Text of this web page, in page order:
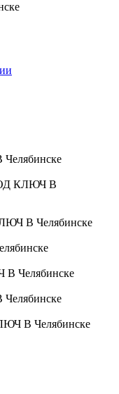
КЛЮЧ В
В Челябинске
Челябинске
В Челябинске